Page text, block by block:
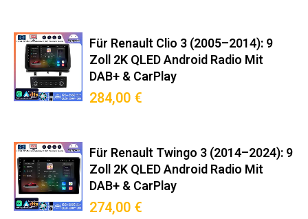
Für Renault Clio 3 (2005–2014): 9
Zoll 2K QLED Android Radio Mit
DAB+ & CarPlay
284,00 €
Für Renault Twingo 3 (2014–2024): 9
Zoll 2K QLED Android Radio Mit
DAB+ & CarPlay
274,00 €